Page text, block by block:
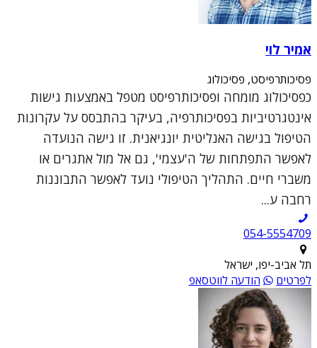
אמיר לוי
פסיכותרפיסט, פסיכולוג
כפסיכולוג מומחה ופסיכותרפיסט מטפל באמצעות גישות
אינטגרטיביות בפסיכותרפיה, בעיקר בהתבסס על עקרונות
הטיפול בגישה האנליטית יונגיאנית. זו גישה הנועדה
לאפשר התפתחות של ה'עצמי', גם אל מול אתגרים או
משברי חיים. התהליך הטיפולי נועד לאפשר התבוננות
רחבה ע...
054-5554709
תל אביב-יפו, ישראל
לפרטים
הודעה לווטסאפ